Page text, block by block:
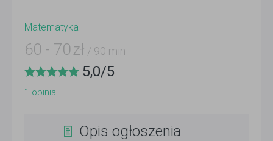
Matematyka
60 - 70 zł / 90 min
5,0/5
1 opinia
Opis ogłoszenia